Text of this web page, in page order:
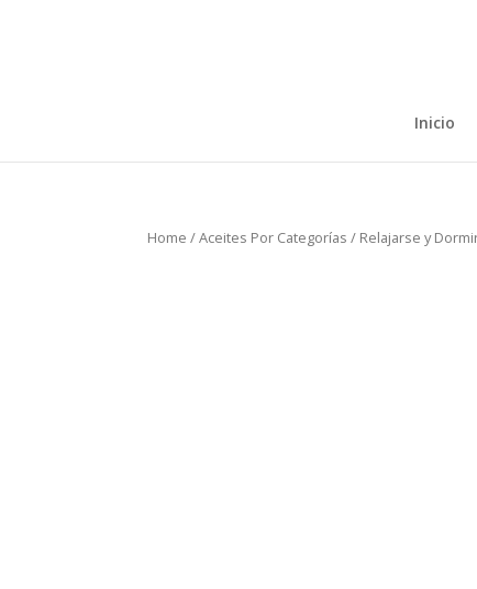
Inicio
Home /Aceites Por Categorías / Relajarse y